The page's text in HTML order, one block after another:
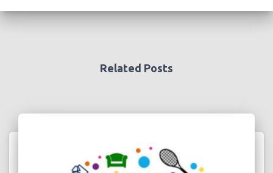
Related Posts